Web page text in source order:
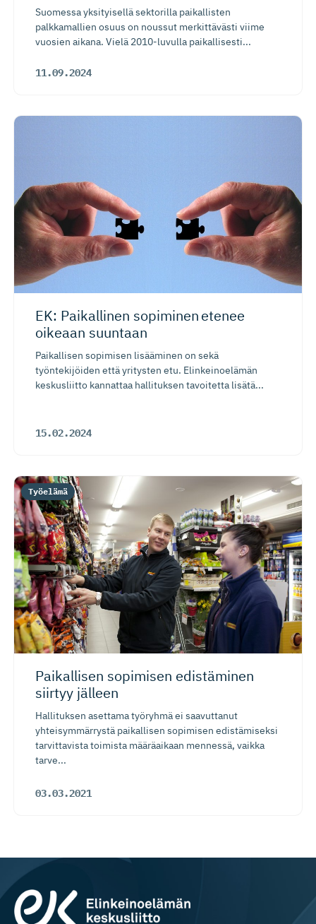
Suomessa yksityisellä sektorilla paikallisten
palkkamallien osuus on noussut merkittävästi viime
vuosien aikana. Vielä 2010-luvulla paikallisesti...
11.09.2024
EK: Paikallinen sopiminen etenee
oikeaan suuntaan
Paikallisen sopimisen lisääminen on sekä
työntekijöiden että yritysten etu. Elinkeinoelämän
keskusliitto kannattaa hallituksen tavoitetta lisätä...
15.02.2024
Paikallisen sopimisen edistäminen
siirtyy jälleen
Hallituksen asettama työryhmä ei saavuttanut
yhteisymmärrystä paikallisen sopimisen edistämiseksi
tarvittavista toimista määräaikaan mennessä, vaikka
tarve...
03.03.2021
Työelämä